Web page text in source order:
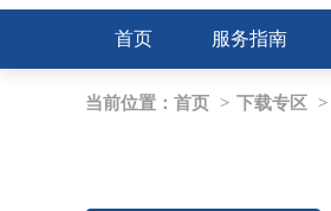
首页 服务指南
当前位置： 首页 > 下载专区 >